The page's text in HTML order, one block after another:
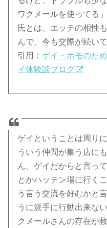
ワクメールを使ってる
氏とは、エッチの相性
んで、今も交際が続いて
引用：ゲイ・ホモのた
イ体験談ブログ
ゲイということは周り
ういう仲間が集う店に
ん。ゲイだからと言っ
とかハッテン場に行く
う言う交流を好むかと
うに派手に行動出来な
クメールさんの存在が